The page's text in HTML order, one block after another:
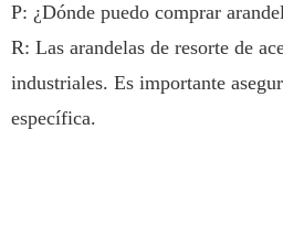
P: ¿Dónde puedo comprar
R: Las arandelas de resorte de
industriales. Es importante
específica.